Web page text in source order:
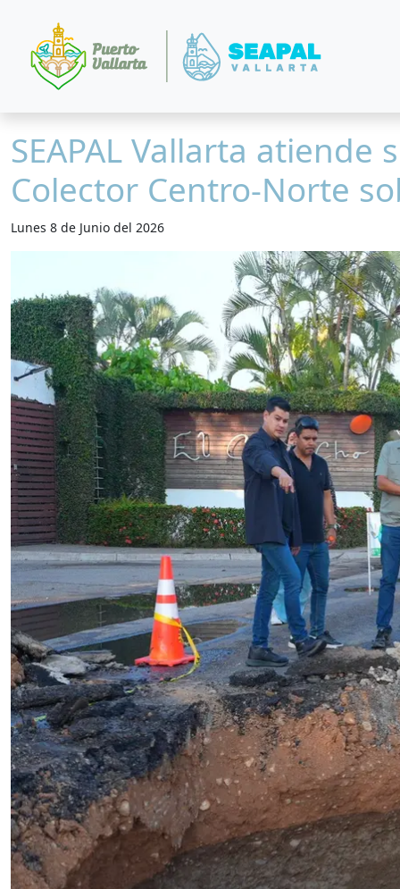
SEAPAL Vallarta
Colector Centro-Norte
Lunes 8 de Junio del 2026